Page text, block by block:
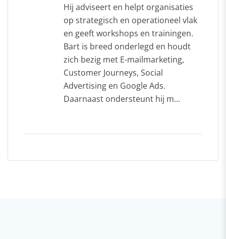
Hij adviseert en helpt organisaties
op strategisch en operationeel vlak
en geeft workshops en trainingen.
Bart is breed onderlegd en houdt
zich bezig met E-mailmarketing,
Customer Journeys, Social
Advertising en Google Ads.
Daarnaast ondersteunt hij m...